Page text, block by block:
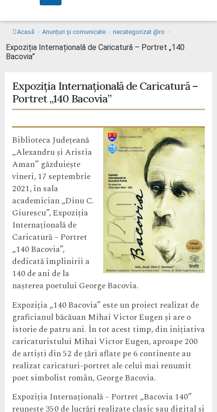
Acasă > Anunțuri și comunicate > necategorizat @ro >
Expoziția Internațională de Caricatură – Portret „140
Bacovia”
Expoziția Internațională de Caricatură –
Portret „140 Bacovia”
Biblioteca Județeană
„Alexandru și Aristia
Aman” găzduiește
vineri, 17 septembrie
2021, în sala
academician „Dinu C.
Giurescu”, Expoziția
Internațională de
Caricatură – Portret
„140 Bacovia”,
dedicată împlinirii a
140 de ani de la
nașterea poetului George Bacovia.
Expoziția „140 Bacovia” este un proiect realizat de
graficianul băcăuan Mihai Victor Eugen și are o
istorie de patru ani. În tot acest timp, din inițiativa
caricaturistului Mihai Victor Eugen, aproape 200
de artiști din 52 de țări aflate pe 6 continente au
realizat caricaturi-portret ale celui mai renumit
poet simbolist român, George Bacovia.
Expoziția Internațională – Portret „Bacovia 140”
reunește 350 de lucrări realizate clasic sau digital și